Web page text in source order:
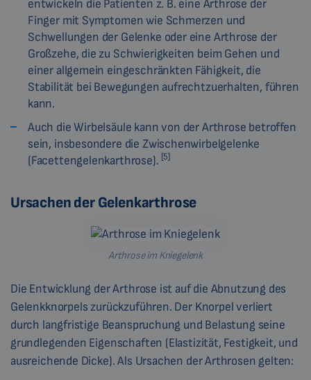
entwickeln die Patienten z. B. eine Arthrose der
Finger mit Symptomen wie Schmerzen und
Schwellungen der Gelenke oder eine Arthrose der
Großzehe, die zu Schwierigkeiten beim Gehen und
einer allgemein eingeschränkten Fähigkeit, die
Stabilität bei Bewegungen aufrechtzuerhalten, führen
kann.
Auch die Wirbelsäule kann von der Arthrose betroffen
sein, insbesondere die Zwischenwirbelgelenke
(Facettengelenkarthrose). [5]
Ursachen der Gelenkarthrose
Arthrose im Kniegelenk
Die Entwicklung der Arthrose ist auf die Abnutzung des
Gelenkknorpels zurückzuführen. Der Knorpel verliert
durch langfristige Beanspruchung und Belastung seine
grundlegenden Eigenschaften (Elastizität, Festigkeit, und
ausreichende Dicke). Als Ursachen der Arthrosen gelten: